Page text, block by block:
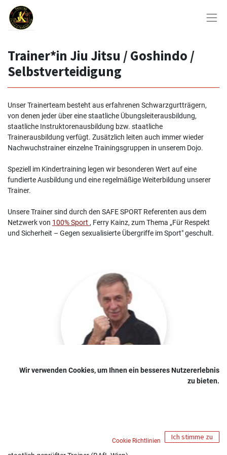
Trainer*in Jiu Jitsu / Goshindo /
Selbstverteidigung
Unser Trainerteam besteht aus erfahrenen Schwarzgurtträgern,
von denen jeder über eine staatliche Übungsleiterausbildung,
staatliche Instruktorenausbildung bzw. staatliche
Trainerausbildung verfügt. Zusätzlich leiten auch immer wieder
Nachwuchstrainer einzelne Trainingsgruppen in unserem Dojo.
Speziell im Kindertraining legen wir besonderen Wert auf eine
fundierte Ausbildung und eine regelmäßige Weiterbildung unserer
Trainer.
Unsere Trainer sind durch den SAFE SPORT Referenten aus dem
Netzwerk von 100% Sport , Ferry Kainz, zum Thema „Für Respekt
und Sicherheit – Gegen sexualisierte Übergriffe im Sport" geschult.
Wir verwenden Cookies, um Ihnen ein besseres Nutzererlebnis
zu bieten.
Cookie Richtlinien Ich stimme zu